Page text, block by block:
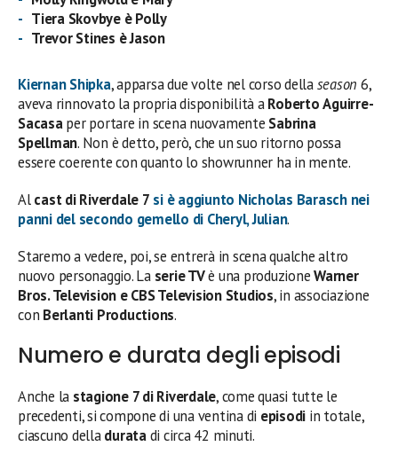
Tiera Skovbye è Polly
Trevor Stines è Jason
Kiernan Shipka, apparsa due volte nel corso dellaseason 6,
aveva rinnovato la propria disponibilità aRoberto Aguirre-
Sacasaper portare in scena nuovamente Sabrina
Spellman. Non è detto, però, che un suo ritorno possa
essere coerente con quanto lo showrunner ha in mente.
Alcast di Riverdale 7 si è aggiunto Nicholas Baraschnei
panni del secondo gemello di Cheryl,Julian.
Staremo a vedere, poi, se entrerà in scena qualche altro
nuovo personaggio. La serie TVè una produzioneWarner
Bros. Television e CBS Television Studios, in associazione
con Berlanti Productions.
Numero e durata degli episodi
Anche la stagione 7 di Riverdale, come quasi tutte le
precedenti, si compone di una ventina di episodi in totale,
ciascuno delladuratadi circa 42 minuti.